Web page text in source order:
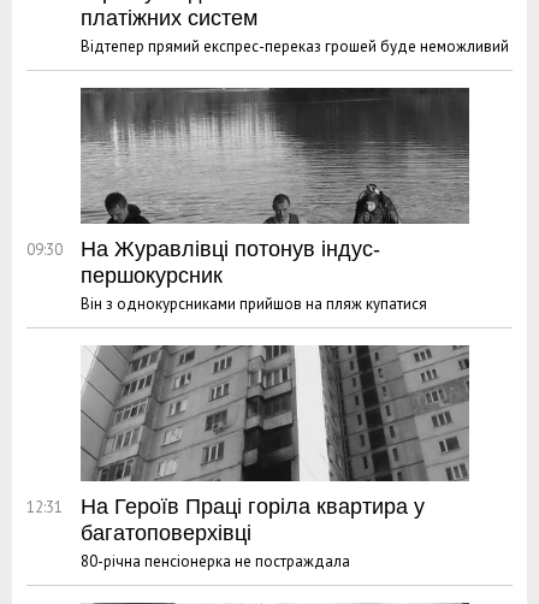
платіжних систем
Відтепер прямий експрес-переказ грошей буде неможливий
09:30
На Журавлівці потонув індус-
першокурсник
Він з однокурсниками прийшов на пляж купатися
12:31
На Героїв Праці горіла квартира у
багатоповерхівці
80-річна пенсіонерка не постраждала